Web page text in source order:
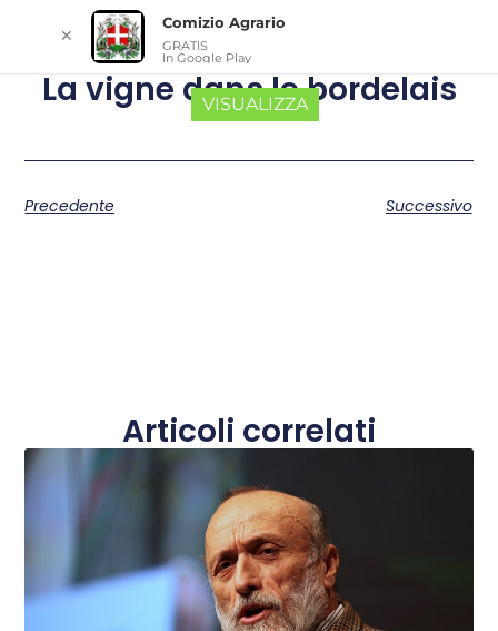
La vigne dans le bordelais
Precedente Successivo
Articoli correlati
✕
Comizio Agrario
GRATIS
In Google Play
VISUALIZZA